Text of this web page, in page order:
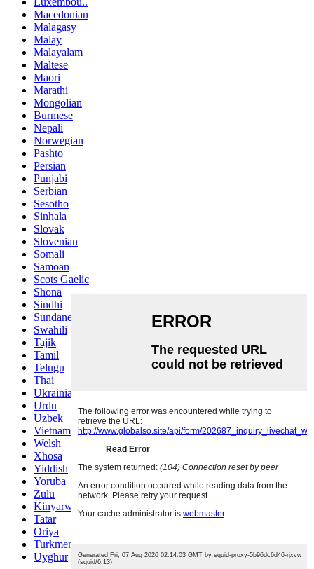
Macedonian
Malagasy
Malay
Malayalam
Maltese
Maori
Marathi
Mongolian
Burmese
Nepali
Norwegian
Pashto
Persian
Punjabi
Serbian
Sesotho
Sinhala
Slovak
Slovenian
Somali
Samoan
Scots Gaelic
Shona
Sindhi
Sundanese
Swahili
Tajik
Tamil
Telugu
Thai
Ukrainian
Urdu
Uzbek
Vietnamese
Welsh
Xhosa
Yiddish
Yoruba
Zulu
Kinyarwanda
Tatar
Oriya
Turkmen
Uyghur